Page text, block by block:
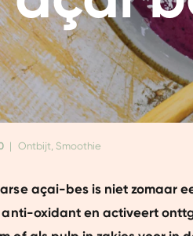
| Ontbijt, Smoothie
açai-bes is niet zomaar
anti-oxidant en activeert